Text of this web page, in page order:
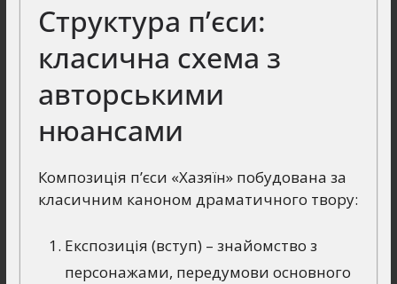
Структура п’єси:
класична схема з
авторськими
нюансами
Композиція п’єси «Хазяїн» побудована за
класичним каноном драматичного твору:
Експозиція (вступ) – знайомство з
персонажами, передумови основного